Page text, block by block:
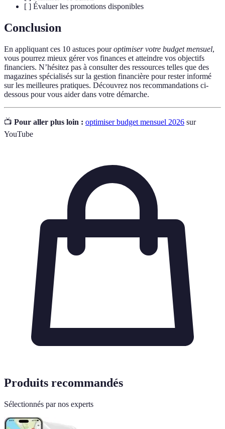
[ ] Évaluer les promotions disponibles
Conclusion
En appliquant ces 10 astuces pouroptimiser votre budget mensuel,
vous pourrez mieux gérer vos finances et atteindre vos objectifs
financiers. N’hésitez pas à consulter des ressources telles que des
magazines spécialisés sur la gestion financière pour rester informé
sur les meilleures pratiques. Découvrez nos recommandations ci-
dessous pour vous aider dans votre démarche.
📺 Pour aller plus loin : optimiser budget mensuel 2026 sur
YouTube
Produits recommandés
Sélectionnés par nos experts